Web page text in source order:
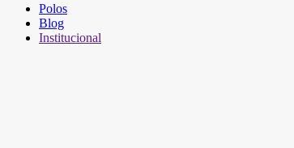
Polos
Blog
Institucional